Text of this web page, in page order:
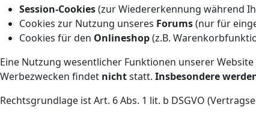
Session-Cookies(zur Wiedererkennung während
Cookies zur Nutzung unseres Forums(nur für
Cookies für den Onlineshop(z.B.
Eine Nutzung wesentlicher Funktionen unserer
Werbezwecken findet nichtstatt. Insbesondere
Rechtsgrundlage ist Art. 6 Abs. 1 lit. b DSGVO